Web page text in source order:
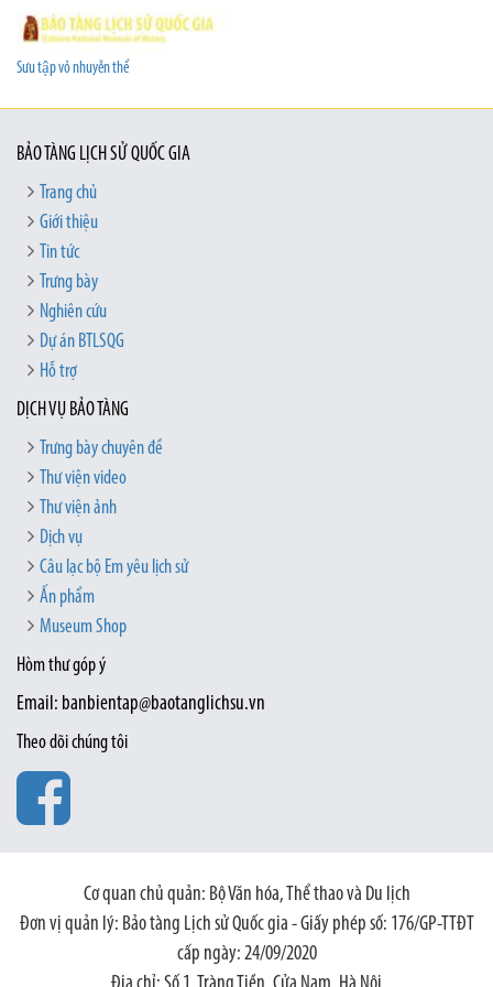
Sưu tập vỏ nhuyễn thể
BẢO TÀNG LỊCH SỬ QUỐC GIA
Trang chủ
Giới thiệu
Tin tức
Trưng bày
Nghiên cứu
Dự án BTLSQG
Hỗ trợ
DỊCH VỤ BẢO TÀNG
Trưng bày chuyên đề
Thư viện video
Thư viện ảnh
Dịch vụ
Câu lạc bộ Em yêu lịch sử
Ấn phẩm
Museum Shop
Hòm thư góp ý
Email: banbientap@baotanglichsu.vn
Theo dõi chúng tôi
Cơ quan chủ quản: Bộ Văn hóa, Thể thao và Du lịch
Đơn vị quản lý: Bảo tàng Lịch sử Quốc gia - Giấy phép số: 176/GP-TTĐT
cấp ngày: 24/09/2020